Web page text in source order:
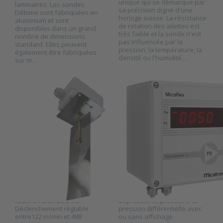
laminaires. Les sondes
Débimo sont fabriquées en
aluminium et sont
disponibles dans un grand
nombre de dimensions
standard. Elles peuvent
également être fabriquées
sur m…
unique qui se démarque par
sa précision digne d'une
horloge suisse. La résistance
de rotation des ailettes est
très faible et la sonde n'est
pas influencée par la
pression, la température, la
densité ou l'humidité.…
DWYER INSTRUMENTS
contacteur de
vitesse d'air série
résistant et d'une palette en
acier inoxydable. Installation
facile à l'aide de 2 vis.
Déclenchement réglable
entre122 m/min et 488
ENTER for
more
options to
Dwyer
contacteur
de vitesse
d'air série
AAFS
MICATRONE
Transmetteur de
vitesse d'air
Micatrone série
un transmetteur différentiel
de pression conçu pour la
mesure et le contrôle de
dépressions, pressions et
pression différentielle avec
ou sans affichage.
for more
options to
Transmetteur
de vitesse
d'air
Micatrone
série MF-FD
Press
Press ENTER